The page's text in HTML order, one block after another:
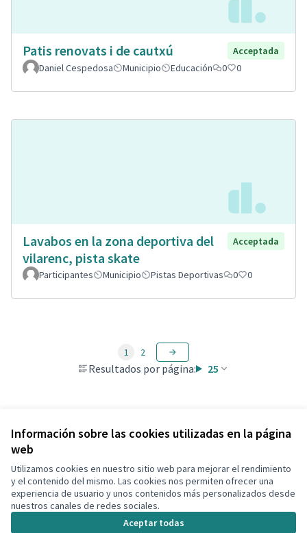
Información sobre las cookies utilizadas en la página
web
Utilizamos cookies en nuestro sitio web para mejorar el rendimiento
y el contenido del mismo. Las cookies nos permiten ofrecer una
experiencia de usuario y unos contenidos más personalizados desde
nuestros canales de redes sociales.
Aceptar todas
Patis renovats i de cautxú
Acceptada
Daniel Cespedosa
Municipio Educación 0 0
Lavabos en la zona deportiva del
vilarenc, pista skate
Acceptada
Participantes Municipio Pistas Deportivas 0 0
Resultados por página: 25
1 2
Ver todas las propuestas retiradas
Términos y condiciones de uso
Configuración de cookies
Decidim Calafell en X
(Enlace externo)
Decidim Calafell en Facebook
Decidim Calafell en YouTube
Decidim Calafell en GitHub
(Enlace externo)